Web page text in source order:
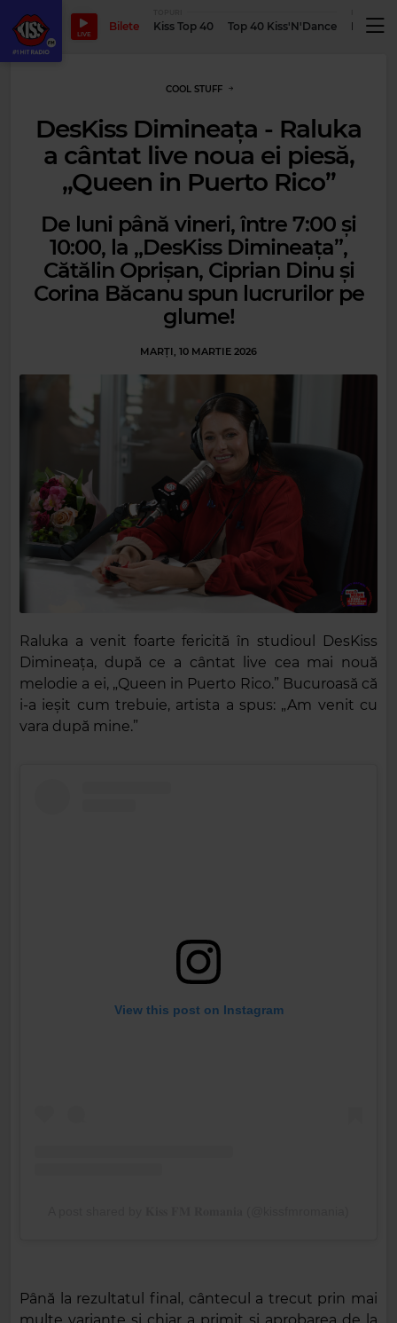
LIVE
Bilete Kiss Top 40 Top 40 Kiss'N'Dance
COOL STUFF
DesKiss Dimineața - Raluka
a cântat live noua ei piesă,
„Queen in Puerto Rico”
De luni până vineri, între 7:00 și
10:00, la „DesKiss Dimineața”,
Cătălin Oprișan, Ciprian Dinu și
Corina Băcanu spun lucrurilor pe
glume!
MARȚI, 10 MARTIE 2026
Raluka a venit foarte fericită în studioul DesKiss
Dimineața, după ce a cântat live cea mai nouă
melodie a ei, „Queen in Puerto Rico.” Bucuroasă că
i-a ieșit cum trebuie, artista a spus: „Am venit cu
vara după mine.”
View this post on Instagram
Până la rezultatul final, cântecul a trecut prin mai